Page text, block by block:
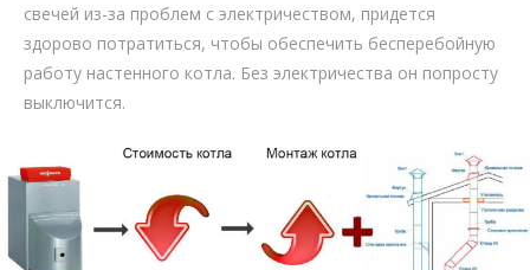
свечей из-за проблем с электричеством, придется
здорово потратиться, чтобы обеспечить бесперебойную
работу настенного котла. Без электричества он попросту
выключится.